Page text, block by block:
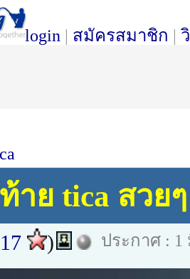
login | สมัครสมาชิก |
าย tica สวย
) ประกาศ : 1